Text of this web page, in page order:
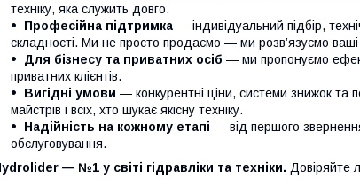
техніку, яка служить довго.
Професійна підтримка — індивідуальний підбір,
складності. Ми не просто продаємо — ми розв’язуємо ваші
Для бізнесу та приватних осіб — ми пропонуємо
приватних клієнтів.
Вигідні умови — конкурентні ціни, системи знижок та
майстрів і всіх, хто шукає якісну техніку.
Надійність на кожному етапі — від першого
обслуговування.
— №1 у світі гідравліки та техніки. Довіряйте